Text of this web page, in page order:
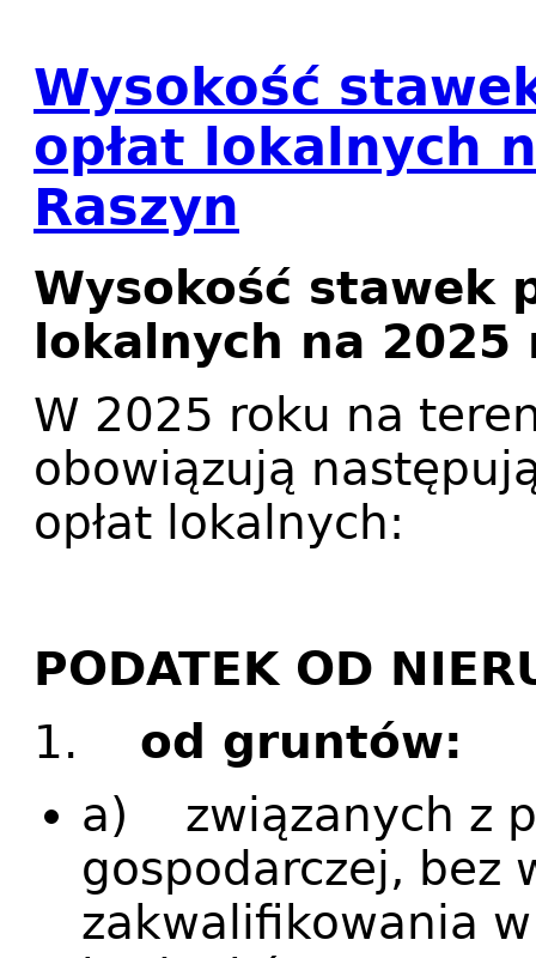
Wysokość
opłat lokalnych
Raszyn
Wysokość stawek
lokalnych na
W 2025 roku na
obowiązują
opłat lokalnych:
PODATEK OD
1.
od gruntów:
a) związanych z
gospodarczej, bez
zakwalifikowania